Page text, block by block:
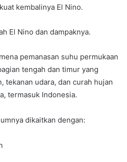
kembalinya El Nino.
El Nino dan dampaknya.
pemanasan suhu permukaan
tengah dan timur yang
tekanan udara, dan curah hujan
termasuk Indonesia.
dikaitkan dengan: